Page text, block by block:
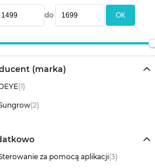
do OК
(marka)
(1)
(2)
za pomocą aplikacji(3)